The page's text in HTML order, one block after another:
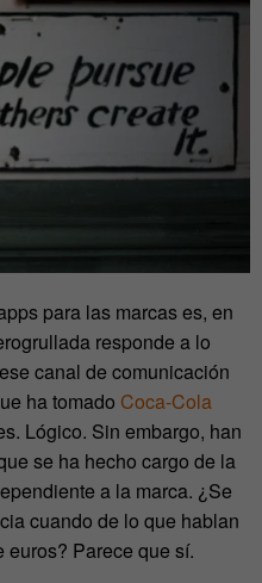
para las marcas es, en
responde a lo
canal de comunicación
ha tomado Coca-Cola
Lógico. Sin embargo, han
se ha hecho cargo de la
a la marca. ¿Se
cuando de lo que hablan
Parece que sí.